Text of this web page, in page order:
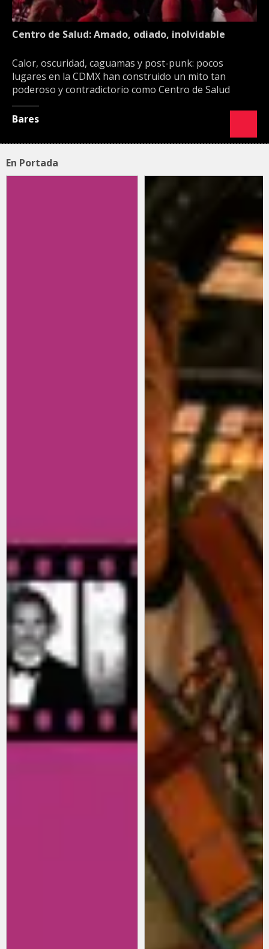
Centro de Salud: Amado, odiado, inolvidable
Calor, oscuridad, caguamas y post-punk: pocos
lugares en la CDMX han construido un mito tan
poderoso y contradictorio como Centro de Salud
Bares
En Portada